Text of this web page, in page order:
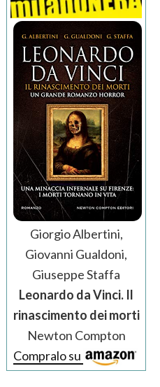
Giorgio Albertini,
Giovanni Gualdoni,
Giuseppe Staffa
Leonardo da Vinci. Il
rinascimento dei morti
Newton Compton
Compralo su